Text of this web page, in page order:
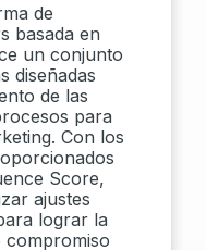
de
basada en
un conjunto
diseñadas
de las
para
Con los
Score,
ajustes
lograr la
compromiso